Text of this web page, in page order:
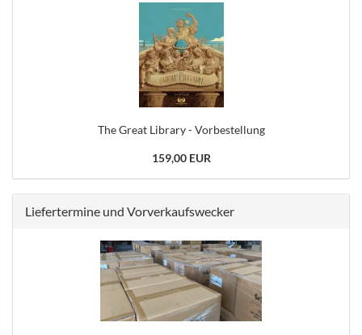
The Great Library - Vorbestellung
159,00 EUR
Liefertermine und Vorverkaufswecker